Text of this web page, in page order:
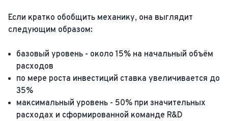
Если кратко обобщить механику, она выглядит
следующим образом:
базовый уровень - около 15% на начальный объём
расходов
по мере роста инвестиций ставка увеличивается до
35%
максимальный уровень - 50% при значительных
расходах и сформированной команде R&D